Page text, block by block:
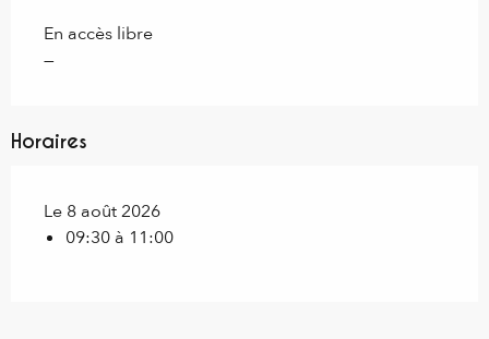
En accès libre
—
Horaires
Le 8 août 2026
09:30 à 11:00